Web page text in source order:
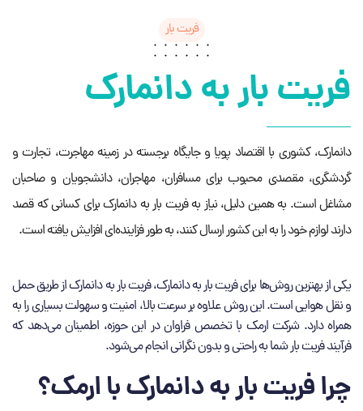
فریت بار
فریت بار به دانمارک
دانمارک، کشوری با اقتصاد پویا و جایگاه برجسته در زمینه مهاجرت، تجارت و
گردشگری، مقصدی محبوب برای مسافران، مهاجران، دانشجویان و صاحبان
مشاغل است. به همین دلیل، نیاز به فریت بار به دانمارک برای کسانی که قصد
دارند لوازم خود را به این کشور ارسال کنند، به طور فزاینده‌ای افزایش یافته است.
یکی از بهترین روش‌ها برای فریت بار به دانمارک، فریت بار به دانمارک از طریق حمل
و نقل هوایی است. این روش علاوه بر سرعت بالا، امنیت و سهولت بسیاری را به
همراه دارد. شرکت ارمک با تخصص فراوان در این حوزه، اطمینان می‌دهد که
فرآیند فریت بار شما به راحتی و بدون نگرانی انجام می‌شود.
چرا فریت بار به دانمارک با ارمک؟